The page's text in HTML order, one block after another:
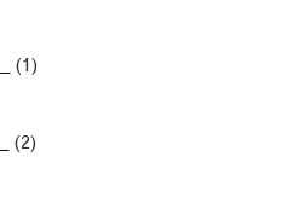
(1)
(2)